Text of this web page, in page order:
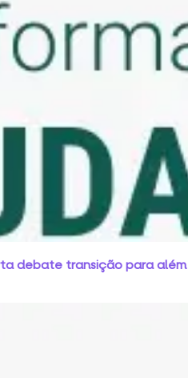
debate transição para além